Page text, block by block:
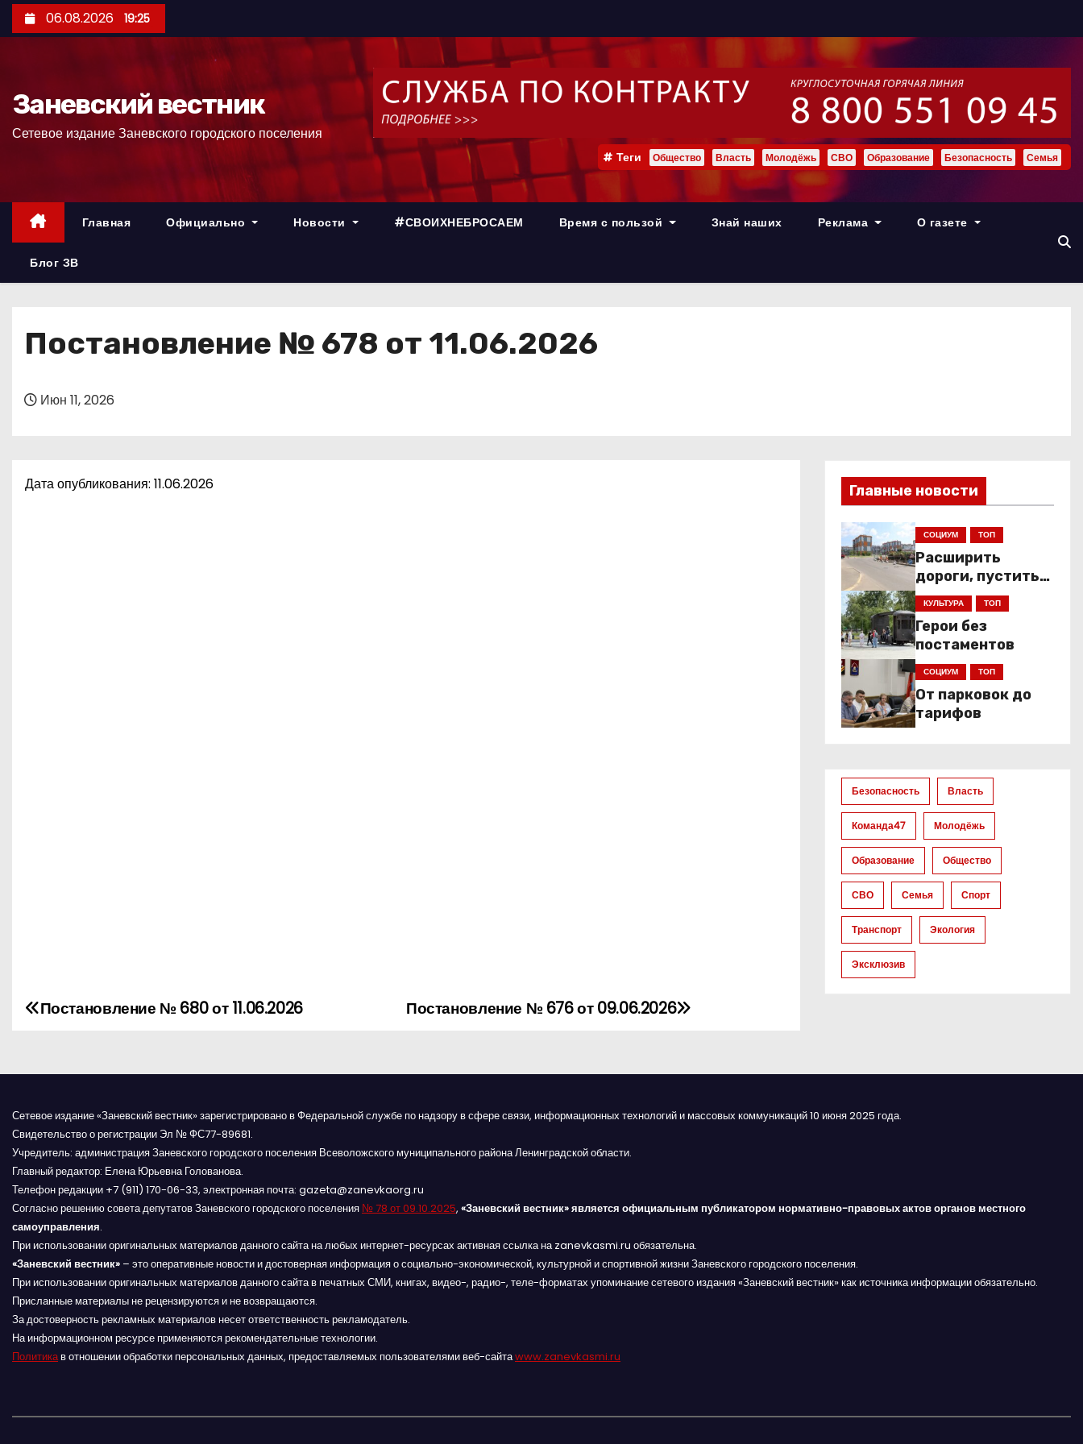
е
р
06.08.2026 19:25
Заневский вестник
Сетевое издание Заневского городского поселения
Теги Общество Власть Молодёжь СВО Образование Безопасность Семья
Главная Официально Новости #СВОИХНЕБРОСАЕМ Время с пользой Знай наших Реклама О газете
Блог ЗВ
Постановление № 678 от 11.06.2026
Июн 11, 2026
Дата опубликования: 11.06.2026
Н
в
и
г
а
ц
и
я
п
о
а
Постановление № 676 от 09.06.2026
Постановление № 680 от 11.06.2026
Главные новости
СОЦИУМ ТОП
Расширить
дороги, пустить
низкопольники
КУЛЬТУРА ТОП
Герои без
постаментов
СОЦИУМ ТОП
От парковок до
тарифов
Безопасность Власть
Команда47 Молодёжь
Образование Общество
СВО Семья Спорт
Транспорт Экология
Эксклюзив
Сетевое издание «Заневский вестник» зарегистрировано в Федеральной службе по надзору в сфере связи, информационных технологий и массовых коммуникаций 10 июня 2025 года.
Свидетельство о регистрации Эл № ФС77-89681.
Учредитель: администрация Заневского городского поселения Всеволожского муниципального района Ленинградской области.
Главный редактор: Елена Юрьевна Голованова.
Телефон редакции +7 (911) 170-06-33, электронная почта: gazeta@zanevkaorg.ru
Согласно решению совета депутатов Заневского городского поселения № 78 от 09.10.2025, «Заневский вестник» является официальным публикатором нормативно-правовых актов органов местного
самоуправления.
При использовании оригинальных материалов данного сайта на любых интернет-ресурсах активная ссылка на zanevkasmi.ru обязательна.
«Заневский вестник» – это оперативные новости и достоверная информация о социально-экономической, культурной и спортивной жизни Заневского городского поселения.
При использовании оригинальных материалов данного сайта в печатных СМИ, книгах, видео-, радио-, теле-форматах упоминание сетевого издания «Заневский вестник» как источника информации обязательно.
Присланные материалы не рецензируются и не возвращаются.
За достоверность рекламных материалов несет ответственность рекламодатель.
На информационном ресурсе применяются рекомендательные технологии.
Политикав отношении обработки персональных данных, предоставляемых пользователями веб-сайтаwww.zanevkasmi.ru